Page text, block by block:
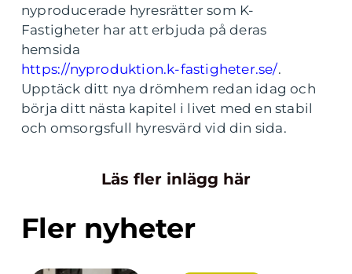
nyproducerade hyresrätter som K-
Fastigheter har att erbjuda på deras
hemsida
https://nyproduktion.k-fastigheter.se/.
Upptäck ditt nya drömhem redan idag och
börja ditt nästa kapitel i livet med en stabil
och omsorgsfull hyresvärd vid din sida.
Läs fler inlägg här
Fler nyheter